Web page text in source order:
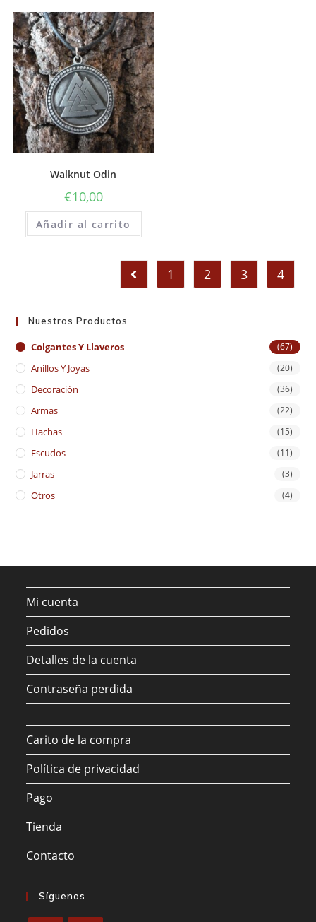
Walknut Odin
€10,00
Añadir al carrito
1 2 3 4
Nuestros Productos
Colgantes Y Llaveros (67)
Anillos Y Joyas (20)
Decoración (36)
Armas (22)
Hachas (15)
Escudos (11)
Jarras (3)
Otros (4)
Mi cuenta
Pedidos
Detalles de la cuenta
Contraseña perdida
Carito de la compra
Política de privacidad
Pago
Tienda
Contacto
Síguenos